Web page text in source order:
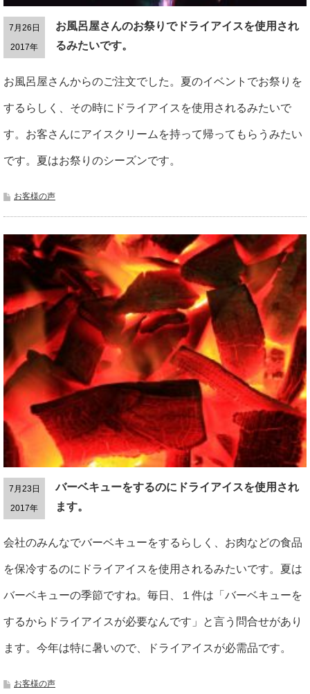
7月26日
2017年
お風呂屋さんのお祭りでドライアイスを使用され
るみたいです。
お風呂屋さんからのご注文でした。夏のイベントでお祭りを
するらしく、その時にドライアイスを使用されるみたいで
す。お客さんにアイスクリームを持って帰ってもらうみたい
です。夏はお祭りのシーズンです。
お客様の声
7月23日
2017年
バーベキューをするのにドライアイスを使用され
ます。
会社のみんなでバーベキューをするらしく、お肉などの食品
を保冷するのにドライアイスを使用されるみたいです。夏は
バーベキューの季節ですね。毎日、１件は「バーベキューを
するからドライアイスが必要なんです」と言う問合せがあり
ます。今年は特に暑いので、ドライアイスが必需品です。
お客様の声